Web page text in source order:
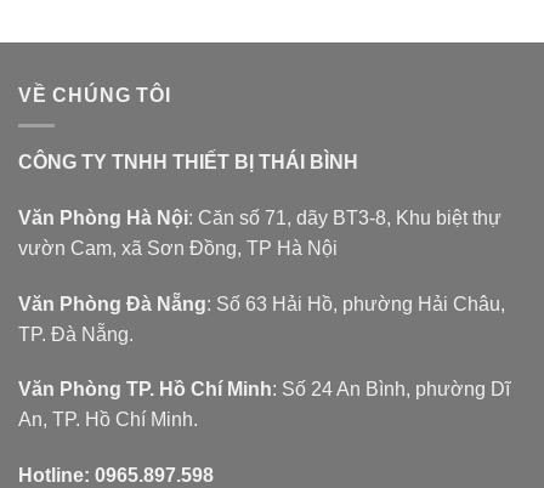
VỀ CHÚNG TÔI
CÔNG TY TNHH THIẾT BỊ THÁI BÌNH
Văn Phòng Hà Nội: Căn số 71, dãy BT3-8, Khu biệt thự
vườn Cam, xã Sơn Đồng, TP Hà Nội
Văn Phòng Đà Nẵng: Số 63 Hải Hồ, phường Hải Châu,
TP. Đà Nẵng.
Văn Phòng TP. Hồ Chí Minh: Số 24 An Bình, phường Dĩ
An, TP. Hồ Chí Minh.
Hotline: 0965.897.598